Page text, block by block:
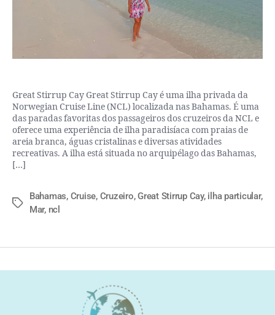
Great Stirrup Cay Great Stirrup Cay é uma ilha privada da
Norwegian Cruise Line (NCL) localizada nas Bahamas. É uma
das paradas favoritas dos passageiros dos cruzeiros da NCL e
oferece uma experiência de ilha paradisíaca com praias de
areia branca, águas cristalinas e diversas atividades
recreativas. A ilha está situada no arquipélago das Bahamas,
[…]
Bahamas, Cruise, Cruzeiro,Great Stirrup Cay, ilha particular,
Mar, ncl